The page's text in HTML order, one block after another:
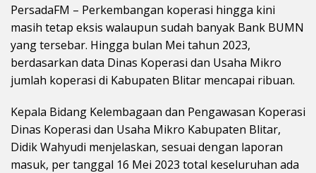
PersadaFM – Perkembangan koperasi hingga kini
masih tetap eksis walaupun sudah banyak Bank BUMN
yang tersebar. Hingga bulan Mei tahun 2023,
berdasarkan data Dinas Koperasi dan Usaha Mikro
jumlah koperasi di Kabupaten Blitar mencapai ribuan.
Kepala Bidang Kelembagaan dan Pengawasan Koperasi
Dinas Koperasi dan Usaha Mikro Kabupaten Blitar,
Didik Wahyudi menjelaskan, sesuai dengan laporan
masuk, per tanggal 16 Mei 2023 total keseluruhan ada